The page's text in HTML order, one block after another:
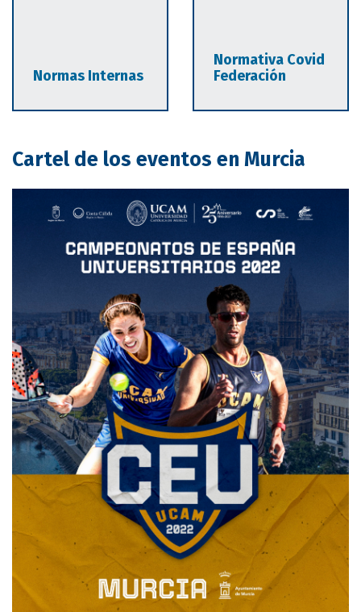
Normas Internas
Normativa Covid
Federación
Cartel de los eventos en Murcia